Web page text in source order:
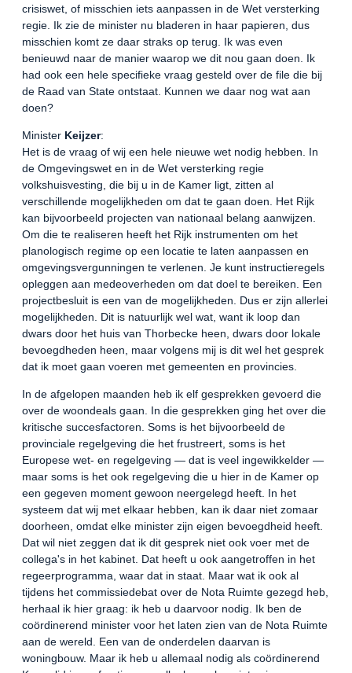
crisiswet, of misschien iets aanpassen in de Wet versterking
regie. Ik zie de minister nu bladeren in haar papieren, dus
misschien komt ze daar straks op terug. Ik was even
benieuwd naar de manier waarop we dit nou gaan doen. Ik
had ook een hele specifieke vraag gesteld over de file die bij
de Raad van State ontstaat. Kunnen we daar nog wat aan
doen?
Minister Keijzer:
Het is de vraag of wij een hele nieuwe wet nodig hebben. In
de Omgevingswet en in de Wet versterking regie
volkshuisvesting, die bij u in de Kamer ligt, zitten al
verschillende mogelijkheden om dat te gaan doen. Het Rijk
kan bijvoorbeeld projecten van nationaal belang aanwijzen.
Om die te realiseren heeft het Rijk instrumenten om het
planologisch regime op een locatie te laten aanpassen en
omgevingsvergunningen te verlenen. Je kunt instructieregels
opleggen aan medeoverheden om dat doel te bereiken. Een
projectbesluit is een van de mogelijkheden. Dus er zijn allerlei
mogelijkheden. Dit is natuurlijk wel wat, want ik loop dan
dwars door het huis van Thorbecke heen, dwars door lokale
bevoegdheden heen, maar volgens mij is dit wel het gesprek
dat ik moet gaan voeren met gemeenten en provincies.
In de afgelopen maanden heb ik elf gesprekken gevoerd die
over de woondeals gaan. In die gesprekken ging het over die
kritische succesfactoren. Soms is het bijvoorbeeld de
provinciale regelgeving die het frustreert, soms is het
Europese wet- en regelgeving — dat is veel ingewikkelder —
maar soms is het ook regelgeving die u hier in de Kamer op
een gegeven moment gewoon neergelegd heeft. In het
systeem dat wij met elkaar hebben, kan ik daar niet zomaar
doorheen, omdat elke minister zijn eigen bevoegdheid heeft.
Dat wil niet zeggen dat ik dit gesprek niet ook voer met de
collega's in het kabinet. Dat heeft u ook aangetroffen in het
regeerprogramma, waar dat in staat. Maar wat ik ook al
tijdens het commissiedebat over de Nota Ruimte gezegd heb,
herhaal ik hier graag: ik heb u daarvoor nodig. Ik ben de
coördinerend minister voor het laten zien van de Nota Ruimte
aan de wereld. Een van de onderdelen daarvan is
woningbouw. Maar ik heb u allemaal nodig als coördinerend